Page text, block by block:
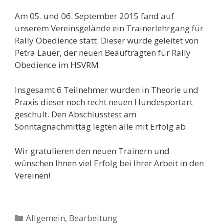
Am 05. und 06. September 2015 fand auf
unserem Vereinsgelände ein Trainerlehrgang für
Rally Obedience statt. Dieser wurde geleitet von
Petra Lauer, der neuen Beauftragten für Rally
Obedience im HSVRM.
Insgesamt 6 Teilnehmer wurden in Theorie und
Praxis dieser noch recht neuen Hundesportart
geschult. Den Abschlusstest am
Sonntagnachmittag legten alle mit Erfolg ab.
Wir gratulieren den neuen Trainern und
wünschen Ihnen viel Erfolg bei Ihrer Arbeit in den
Vereinen!
Kategorien
Allgemein, Bearbeitung